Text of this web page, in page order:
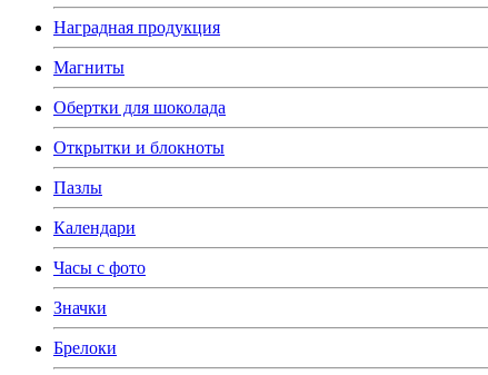
Наградная продукция
Магниты
Обертки для шоколада
Открытки и блокноты
Пазлы
Календари
Часы с фото
Значки
Брелоки